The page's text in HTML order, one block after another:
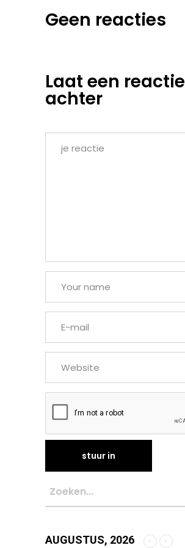
Geen reacties
Laat een reactie
achter
AUGUSTUS, 2026